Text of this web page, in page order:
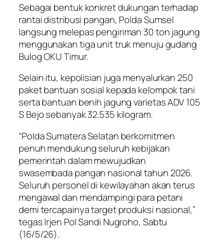
Sebagai bentuk konkret dukungan terhadap
rantai distribusi pangan, Polda Sumsel
langsung melepas pengiriman 30 ton jagung
menggunakan tiga unit truk menuju gudang
Bulog OKU Timur.
Selain itu, kepolisian juga menyalurkan 250
paket bantuan sosial kepada kelompok tani
serta bantuan benih jagung varietas ADV 105
S Bejo sebanyak 32.535 kilogram.
“Polda Sumatera Selatan berkomitmen
penuh mendukung seluruh kebijakan
pemerintah dalam mewujudkan
swasembada pangan nasional tahun 2026.
Seluruh personel di kewilayahan akan terus
mengawal dan mendampingi para petani
demi tercapainya target produksi nasional,”
tegas Irjen Pol Sandi Nugroho, Sabtu
(16/5/26).